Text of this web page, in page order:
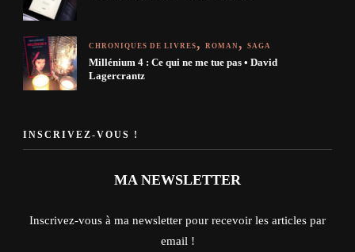
CHRONIQUES DE LIVRES ROMAN SAGA
Millénium 4 : Ce qui ne me tue pas • David
Lagercrantz
INSCRIVEZ-VOUS !
MA NEWSLETTER
Inscrivez-vous à ma newsletter pour recevoir les articles par
email !